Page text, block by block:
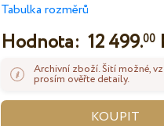
Tabulka rozměrů
Hodnota:12 499.00
Archivní zboží. Šití možné,
prosím ověřte detaily.